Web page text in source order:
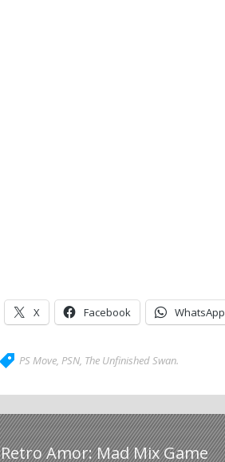
X Facebook WhatsApp
PS Move, PSN, The Unfinished Swan.
Retro Amor: Mad Mix Game